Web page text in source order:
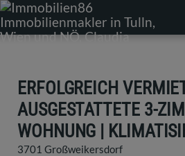
ERFOLGREICH
AUSGESTATTETE 3-
WOHNUNG |
3701 Großweikersdorf